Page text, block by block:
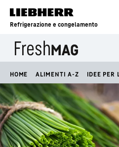
Refrigerazione e congelamento
HOME ALIMENTI A-Z IDEE PER